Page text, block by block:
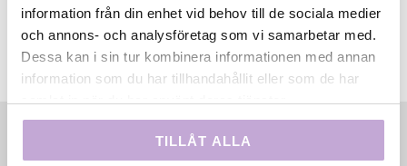
information från din enhet vid behov till de sociala medier
och annons- och analysföretag som vi samarbetar med.
Dessa kan i sin tur kombinera informationen med annan
information som du har tillhandahållit eller som de har
samlat in när du har använt deras tjänster.
TILLÅT ALLA